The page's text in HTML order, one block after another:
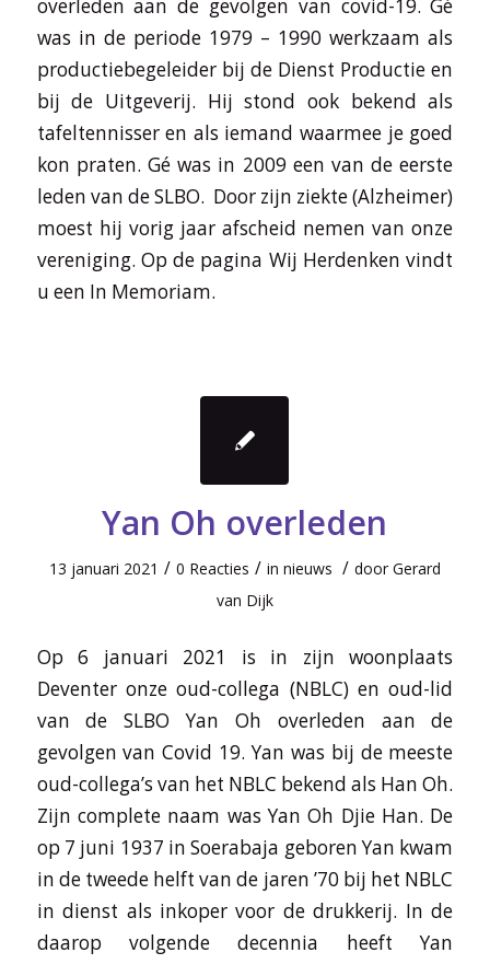
overleden aan de gevolgen van covid-19. Gé
was in de periode 1979 – 1990 werkzaam als
productiebegeleider bij de Dienst Productie en
bij de Uitgeverij. Hij stond ook bekend als
tafeltennisser en als iemand waarmee je goed
kon praten. Gé was in 2009 een van de eerste
leden van de SLBO. Door zijn ziekte (Alzheimer)
moest hij vorig jaar afscheid nemen van onze
vereniging. Op de pagina Wij Herdenken vindt
u een In Memoriam.
Yan Oh overleden
13 januari 2021 / 0 Reacties / in nieuws / doorGerard
van Dijk
Op 6 januari 2021 is in zijn woonplaats
Deventer onze oud-collega (NBLC) en oud-lid
van de SLBO Yan Oh overleden aan de
gevolgen van Covid 19. Yan was bij de meeste
oud-collega’s van het NBLC bekend als Han Oh.
Zijn complete naam was Yan Oh Djie Han. De
op 7 juni 1937 in Soerabaja geboren Yan kwam
in de tweede helft van de jaren ’70 bij het NBLC
in dienst als inkoper voor de drukkerij. In de
daarop volgende decennia heeft Yan